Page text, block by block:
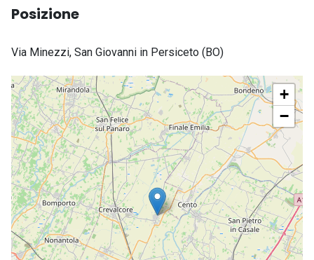
Posizione
Indirizzo
Via Minezzi, San Giovanni in Persiceto (BO)
+
−